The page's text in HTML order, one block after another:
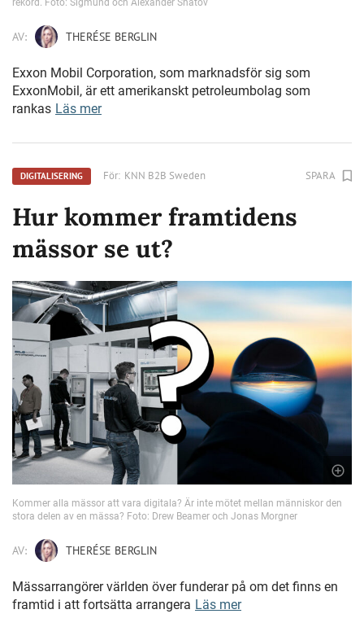
AV: THERÉSE BERGLIN
Exxon Mobil Corporation, som marknadsför sig som
ExxonMobil, är ett amerikanskt petroleumbolag som
rankas Läs mer
DIGITALISERING För: KNN B2B Sweden SPARA
Hur kommer framtidens
mässor se ut?
Kommer alla mässor att vara digitala? Är inte mötet mellan människor den
stora delen av en mässa? Foto: Drew Beamer och Jonas Morgner
AV: THERÉSE BERGLIN
Mässarrangörer världen över funderar på om det finns en
framtid i att fortsätta arrangera Läs mer